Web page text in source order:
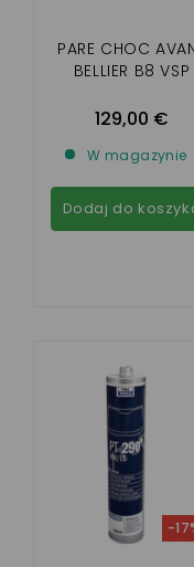
PARE CHOC
BELLIER B8 VSP
129,00 €
W magazynie
Dodaj do
-